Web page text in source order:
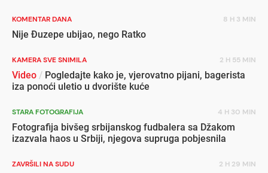
KOMENTAR DANA 8 H 3 MIN
Nije Đuzepe ubijao, nego Ratko
KAMERA SVE SNIMILA 2 H 55 MIN
Video / Pogledajte kako je, vjerovatno pijani, bagerista
iza ponoći uletio u dvorište kuće
STARA FOTOGRAFIJA 4 H 30 MIN
Fotografija bivšeg srbijanskog fudbalera sa Džakom
izazvala haos u Srbiji, njegova supruga pobjesnila
ZAVRŠILI NA SUDU 2 H 29 MIN